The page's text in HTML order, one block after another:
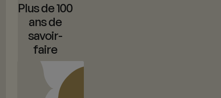
Plus de 100
ans de
savoir-
faire